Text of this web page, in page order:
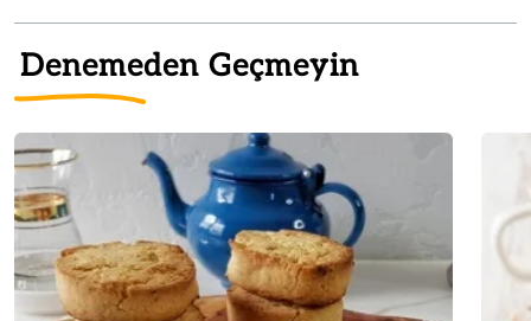
Denemeden Geçmeyin